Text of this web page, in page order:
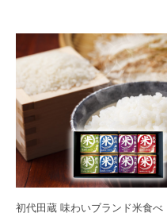
初代田蔵 味わいブランド米食べ